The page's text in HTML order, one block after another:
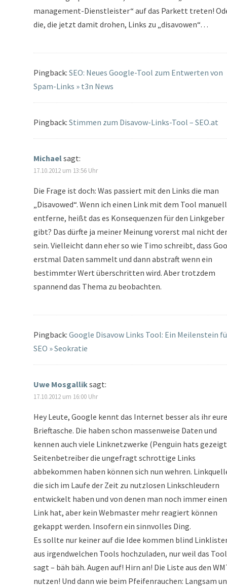
management-Dienstleister“ auf das Parkett treten!
die, die jetzt damit drohen, Links zu „disavowen“…
Pingback: SEO: Neues Google-Tool zum Entwerten von
Spam-Links » t3n News
Pingback: Stimmen zum Disavow-Links-Tool – SEO.at
Michaelsagt:
17.10.2012 um 13:56 Uhr
Die Frage ist doch: Was passiert mit den Links die man
„Disavowed“. Wenn ich einen Link mit dem Tool manuell
entferne, heißt das es Konsequenzen für den Linkgeber
gibt? Das dürfte ja meiner Meinung vorerst mal nicht
sein. Vielleicht dann eher so wie Timo schreibt, dass
erstmal Daten sammelt und dann abstraft wenn ein
bestimmter Wert überschritten wird. Aber trotzdem
spannend das Thema zu beobachten.
Pingback: Google Disavow Links Tool: Ein Meilenstein
SEO » Seokratie
Uwe Mosgalliksagt:
17.10.2012 um 16:00 Uhr
Hey Leute, Google kennt das Internet besser als ihr eure
Brieftasche. Die haben schon massenweise Daten und
kennen auch viele Linknetzwerke (Penguin hats
Seitenbetreiber die ungefragt schrottige Links
abbekommen haben können sich nun wehren.
die sich im Laufe der Zeit zu nutzlosen Linkschleudern
entwickelt haben und von denen man noch immer einen
Link hat, aber kein Webmaster mehr reagiert können
gekappt werden. Insofern ein sinnvolles Ding.
Es sollte nur keiner auf die Idee kommen blind
aus irgendwelchen Tools hochzuladen, nur weil das Tool
sagt – bäh bäh. Augen auf! Hirn an! Die Liste aus den
nutzen! Und dann wie beim Pfeifenrauchen: Langsam